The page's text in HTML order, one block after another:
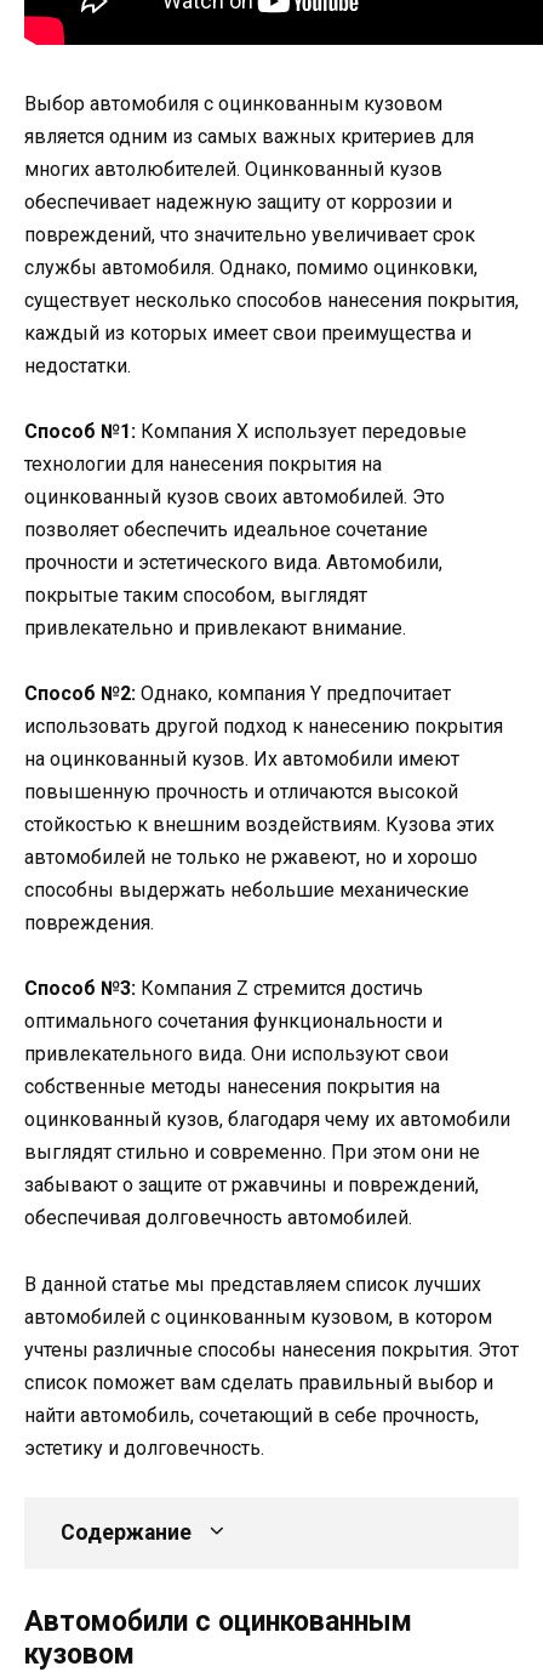
Выбор автомобиля с оцинкованным кузовом
является одним из самых важных критериев для
многих автолюбителей. Оцинкованный кузов
обеспечивает надежную защиту от коррозии и
повреждений, что значительно увеличивает срок
службы автомобиля. Однако, помимо оцинковки,
существует несколько способов нанесения покрытия,
каждый из которых имеет свои преимущества и
недостатки.
Способ №1: Компания X использует передовые
технологии для нанесения покрытия на
оцинкованный кузов своих автомобилей. Это
позволяет обеспечить идеальное сочетание
прочности и эстетического вида. Автомобили,
покрытые таким способом, выглядят
привлекательно и привлекают внимание.
Способ №2: Однако, компания Y предпочитает
использовать другой подход к нанесению покрытия
на оцинкованный кузов. Их автомобили имеют
повышенную прочность и отличаются высокой
стойкостью к внешним воздействиям. Кузова этих
автомобилей не только не ржавеют, но и хорошо
способны выдержать небольшие механические
повреждения.
Способ №3: Компания Z стремится достичь
оптимального сочетания функциональности и
привлекательного вида. Они используют свои
собственные методы нанесения покрытия на
оцинкованный кузов, благодаря чему их автомобили
выглядят стильно и современно. При этом они не
забывают о защите от ржавчины и повреждений,
обеспечивая долговечность автомобилей.
В данной статье мы представляем список лучших
автомобилей с оцинкованным кузовом, в котором
учтены различные способы нанесения покрытия. Этот
список поможет вам сделать правильный выбор и
найти автомобиль, сочетающий в себе прочность,
эстетику и долговечность.
Содержание
Автомобили с оцинкованным
кузовом